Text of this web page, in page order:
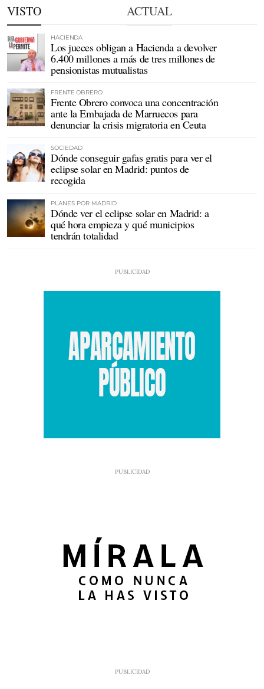
VISTO ACTUAL
HACIENDA
Los jueces obligan a Hacienda a devolver
6.400 millones a más de tres millones de
pensionistas mutualistas
FRENTE OBRERO
Frente Obrero convoca una concentración
ante la Embajada de Marruecos para
denunciar la crisis migratoria en Ceuta
SOCIEDAD
Dónde conseguir gafas gratis para ver el
eclipse solar en Madrid: puntos de
recogida
PLANES POR MADRID
Dónde ver el eclipse solar en Madrid: a
qué hora empieza y qué municipios
tendrán totalidad